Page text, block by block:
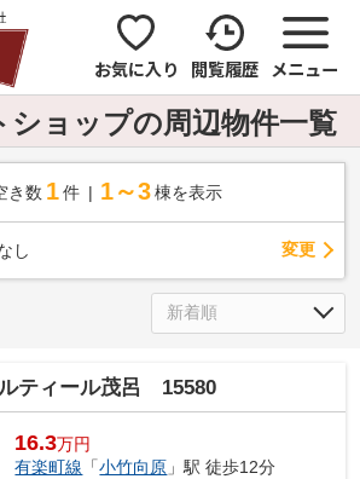
お気に入り 閲覧履歴 メニュー
ショップの周辺物件一覧
き数 1 件 1～3 棟を表示
し 変更
ティール茂呂 15580
16.3万円
有楽町線 「小竹向原 」駅 徒歩12分